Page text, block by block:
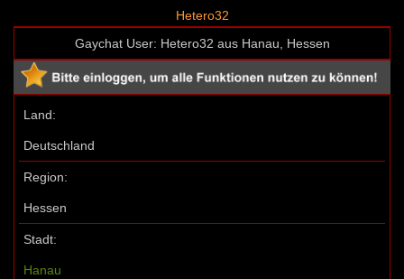
Hetero32
Gaychat User: Hetero32 aus Hanau, Hessen
Land:
Deutschland
Region:
Hessen
Stadt:
Hanau